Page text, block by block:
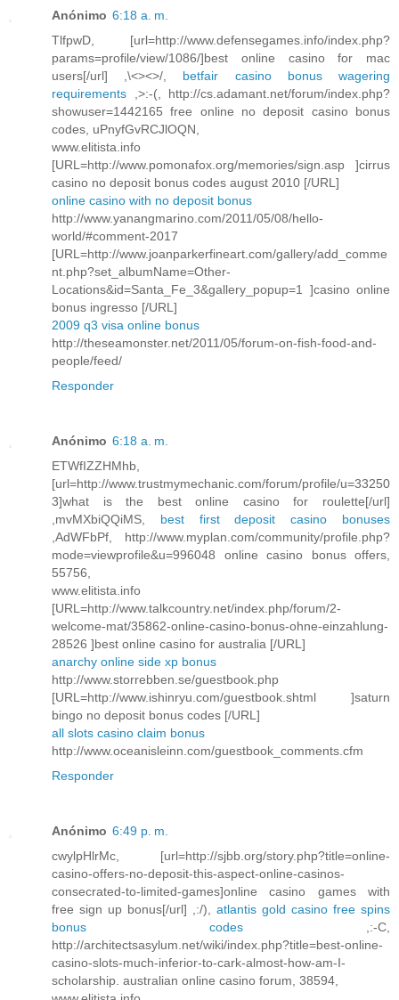
Anónimo 6:18 a. m.
TlfpwD, [url=http://www.defensegames.info/index.php?
params=profile/view/1086/]best online casino for mac
users[/url] ,\<><>/, betfair casino bonus wagering
requirements ,>:-(, http://cs.adamant.net/forum/index.php?
showuser=1442165 free online no deposit casino bonus
codes, uPnyfGvRCJlOQN,
www.elitista.info
[URL=http://www.pomonafox.org/memories/sign.asp ]cirrus
casino no deposit bonus codes august 2010 [/URL]
online casino with no deposit bonus
http://www.yanangmarino.com/2011/05/08/hello-
world/#comment-2017
[URL=http://www.joanparkerfineart.com/gallery/add_comme
nt.php?set_albumName=Other-
Locations&id=Santa_Fe_3&gallery_popup=1 ]casino online
bonus ingresso [/URL]
2009 q3 visa online bonus
http://theseamonster.net/2011/05/forum-on-fish-food-and-
people/feed/
Responder
Anónimo 6:18 a. m.
ETWfIZZHMhb,
[url=http://www.trustmymechanic.com/forum/profile/u=33250
3]what is the best online casino for roulette[/url]
,mvMXbiQQiMS, best first deposit casino bonuses
,AdWFbPf, http://www.myplan.com/community/profile.php?
mode=viewprofile&u=996048 online casino bonus offers,
55756,
www.elitista.info
[URL=http://www.talkcountry.net/index.php/forum/2-
welcome-mat/35862-online-casino-bonus-ohne-einzahlung-
28526 ]best online casino for australia [/URL]
anarchy online side xp bonus
http://www.storrebben.se/guestbook.php
[URL=http://www.ishinryu.com/guestbook.shtml ]saturn
bingo no deposit bonus codes [/URL]
all slots casino claim bonus
http://www.oceanisleinn.com/guestbook_comments.cfm
Responder
Anónimo 6:49 p. m.
cwylpHlrMc, [url=http://sjbb.org/story.php?title=online-
casino-offers-no-deposit-this-aspect-online-casinos-
consecrated-to-limited-games]online casino games with
free sign up bonus[/url] ,:/), atlantis gold casino free spins
bonus codes ,:-C,
http://architectsasylum.net/wiki/index.php?title=best-online-
casino-slots-much-inferior-to-cark-almost-how-am-I-
scholarship. australian online casino forum, 38594,